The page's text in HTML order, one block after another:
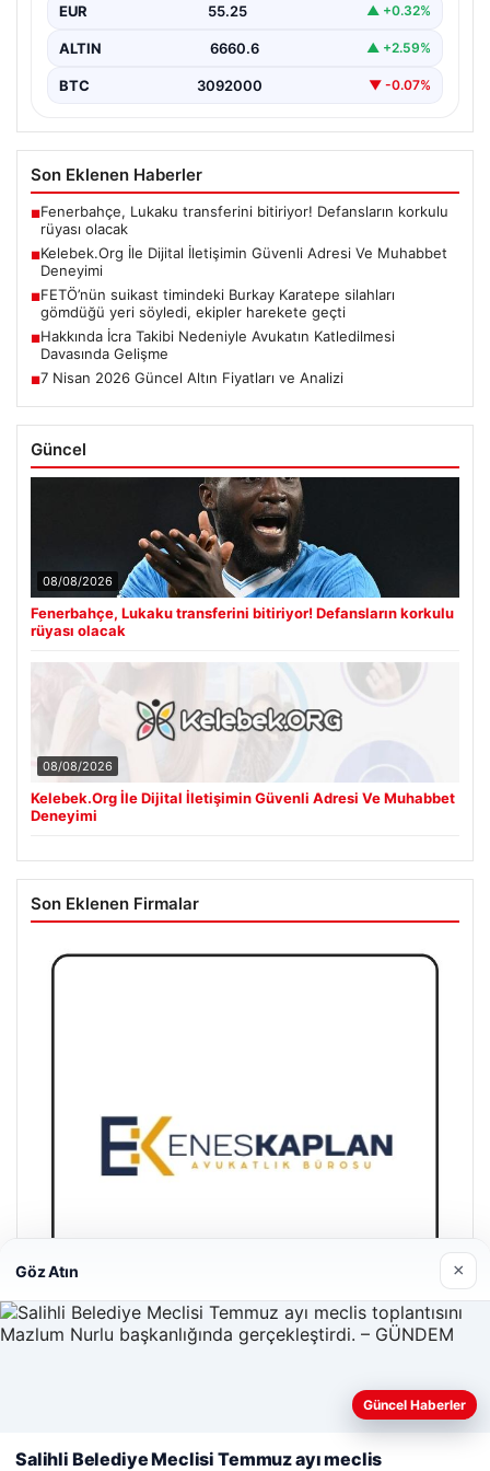
EUR 55.25 ▲ +0.32%
ALTIN 6660.6 ▲ +2.59%
BTC 3092000 ▼ -0.07%
Son Eklenen Haberler
■Fenerbahçe, Lukaku transferini bitiriyor! Defansların korkulu
rüyası olacak
■Kelebek.Org İle Dijital İletişimin Güvenli Adresi Ve Muhabbet
Deneyimi
■FETÖ’nün suikast timindeki Burkay Karatepe silahları
gömdüğü yeri söyledi, ekipler harekete geçti
■Hakkında İcra Takibi Nedeniyle Avukatın Katledilmesi
Davasında Gelişme
■7 Nisan 2026 Güncel Altın Fiyatları ve Analizi
Güncel
08/08/2026
Fenerbahçe, Lukaku transferini bitiriyor! Defansların korkulu
rüyası olacak
08/08/2026
Kelebek.Org İle Dijital İletişimin Güvenli Adresi Ve Muhabbet
Deneyimi
Son Eklenen Firmalar
deneyiminizi kişiselleştirmek ve geliştirmek amacıyla çerezler
Göz Atın ×
Güncel Haberler
Salihli Belediye Meclisi Temmuz ayı meclis